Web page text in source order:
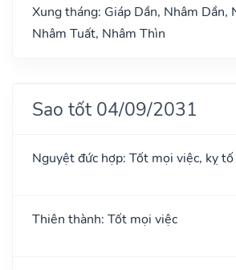
Xung tháng: Giáp Dần, Nhâm Dần,
Nhâm Tuất, Nhâm Thìn
Sao tốt 04/09/2031
Nguyệt đức hợp: Tốt mọi việc, kỵ
Thiên thành: Tốt mọi việc